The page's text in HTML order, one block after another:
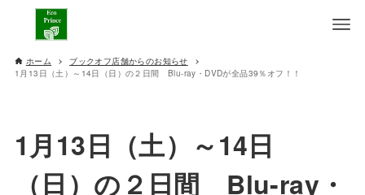
ホーム
ブックオフ店舗からのお知らせ
1月13日（土）～14日（日）の２日間 Blu-ray・DVDが全品39％オフ！！
1月13日（土）～14日
（日）の２日間 Blu-ray・